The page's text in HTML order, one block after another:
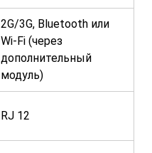
2G/3G, Bluetooth или
Wi-Fi (через
дополнительный
модуль)
RJ 12